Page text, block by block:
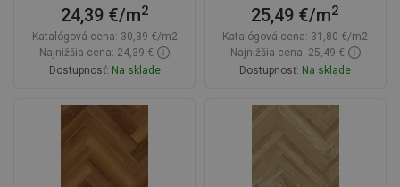
24,39 €/m2
Katalógová cena: 30,39 €/m2
Najnižšia cena: 24,39 €
Dostupnosť: Na sklade
Do košíka
Obľúbené
25,49 €/m2
Katalógová cena: 31,80 €/m2
Najnižšia cena: 25,49 €
Dostupnosť: Na sklade
Do košíka
Obľúbené